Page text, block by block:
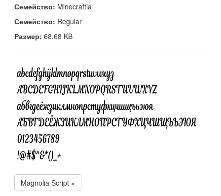
Семейство: Minecraftia
Семейство: Regular
Размер: 68.68 KB
Magnolia Script »